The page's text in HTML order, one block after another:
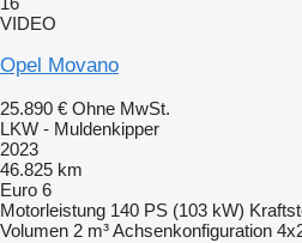
VIDEO
Opel Movano
25.890 € Ohne MwSt.
LKW - Muldenkipper
2023
46.825 km
Euro 6
Motorleistung 140 PS (103 kW)
Volumen 2 m³Achsenkonfiguration